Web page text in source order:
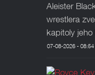
Aleister
wrestlera
kapitoly jeho
07-08-2026 - 08:54